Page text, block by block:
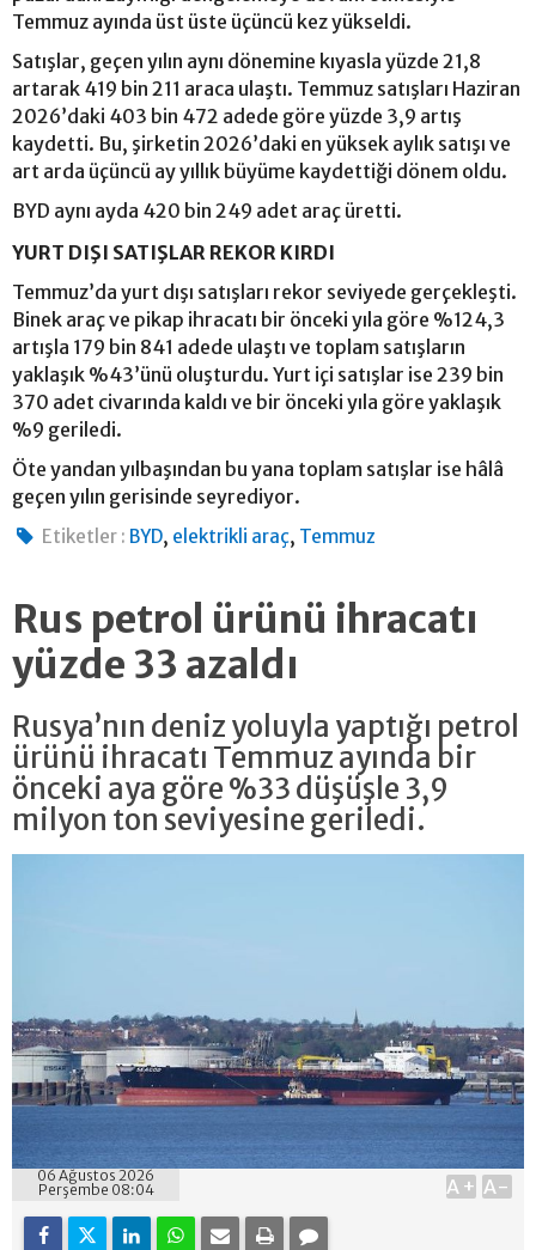
Temmuz ayında üst üste üçüncü kez yükseldi.
Satışlar, geçen yılın aynı dönemine kıyasla yüzde 21,8
artarak 419 bin 211 araca ulaştı. Temmuz satışları Haziran
2026’daki 403 bin 472 adede göre yüzde 3,9 artış
kaydetti. Bu, şirketin 2026’daki en yüksek aylık satışı ve
art arda üçüncü ay yıllık büyüme kaydettiği dönem oldu.
BYD aynı ayda 420 bin 249 adet araç üretti.
YURT DIŞI SATIŞLAR REKOR KIRDI
Temmuz’da yurt dışı satışları rekor seviyede gerçekleşti.
Binek araç ve pikap ihracatı bir önceki yıla göre %124,3
artışla 179 bin 841 adede ulaştı ve toplam satışların
yaklaşık %43’ünü oluşturdu. Yurt içi satışlar ise 239 bin
370 adet civarında kaldı ve bir önceki yıla göre yaklaşık
%9 geriledi.
Öte yandan yılbaşından bu yana toplam satışlar ise hâlâ
geçen yılın gerisinde seyrediyor.
Etiketler : BYD, elektrikli araç, Temmuz
Rus petrol ürünü ihracatı
yüzde 33 azaldı
Rusya’nın deniz yoluyla yaptığı petrol
ürünü ihracatı Temmuz ayında bir
önceki aya göre %33 düşüşle 3,9
milyon ton seviyesine geriledi.
06 Ağustos 2026
Perşembe 08:04
A+ A-